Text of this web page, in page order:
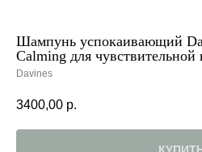
Шампунь успокаивающий
Calming для
Davines
3400,00 р.